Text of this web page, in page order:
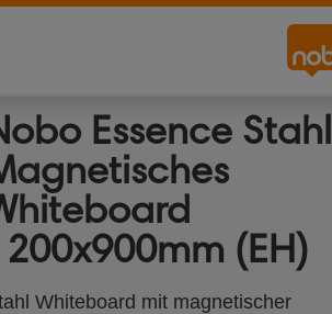
Essence Stahl
(EH)
Whiteboard mit magnetischer